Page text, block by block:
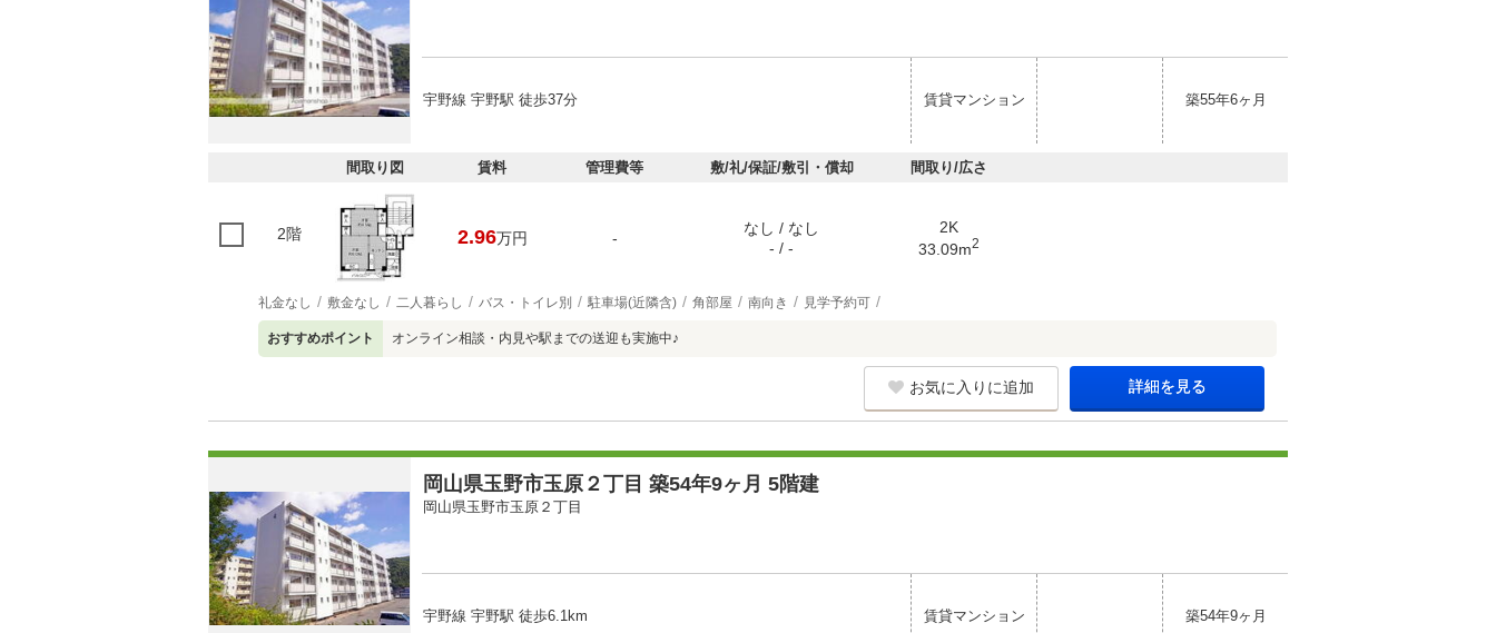
宇野線 宇野駅 徒歩37分 賃貸マンション 築55年6ヶ月
間取り図 賃料 管理費等 敷/礼/保証/敷引・償却 間取り/広さ
2階 2.96万円 -
なし / なし
- / -
2K
33.09m2
礼金なし 敷金なし 二人暮らし バス・トイレ別 駐車場(近隣含) 角部屋 南向き 見学予約可
おすすめポイント オンライン相談・内見や駅までの送迎も実施中♪
お気に入りに追加 詳細を見る
岡山県玉野市玉原２丁目 築54年9ヶ月 5階建
岡山県玉野市玉原２丁目
宇野線 宇野駅 徒歩6.1km 賃貸マンション 築54年9ヶ月